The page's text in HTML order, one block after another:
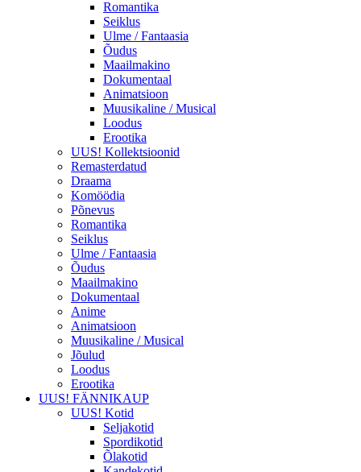
Romantika
Seiklus
Ulme / Fantaasia
Õudus
Maailmakino
Dokumentaal
Animatsioon
Muusikaline / Musical
Loodus
Erootika
UUS! Kollektsioonid
Remasterdatud
Draama
Komöödia
Põnevus
Romantika
Seiklus
Ulme / Fantaasia
Õudus
Maailmakino
Dokumentaal
Anime
Animatsioon
Muusikaline / Musical
Jõulud
Loodus
Erootika
UUS! FÄNNIKAUP
UUS! Kotid
Seljakotid
Spordikotid
Õlakotid